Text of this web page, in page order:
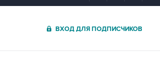
ВХОД ДЛЯ ПОДПИСЧИКОВ